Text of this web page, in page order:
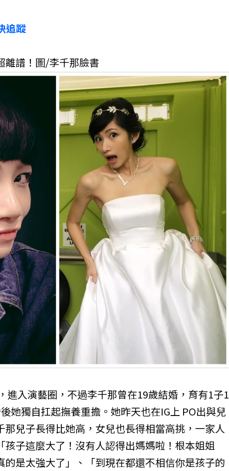
追蹤
譜！圖/李千那臉書
進入演藝圈，不過李千那曾在19歲結婚，育有1子1
她獨自扛起撫養重擔。她昨天也在IG上 PO出與兒
兒子長得比她高，女兒也長得相當高挑，一家人
子這麼大了！沒有人認得出媽媽啦！根本姐姐
是太強大了」、「到現在都還不相信你是孩子的